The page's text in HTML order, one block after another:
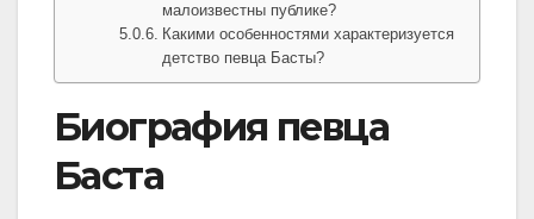
малоизвестны публике?
Какими особенностями характеризуется
детство певца Басты?
Биография певца
Баста